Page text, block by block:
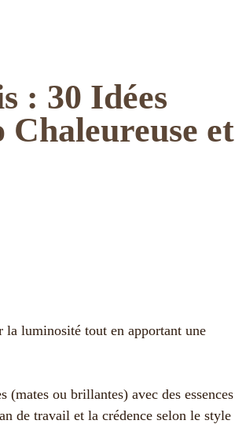
: 30 Idées
Chaleureuse et
la luminosité tout en apportant une
ou brillantes) avec des essences
de travail et la crédence selon le style